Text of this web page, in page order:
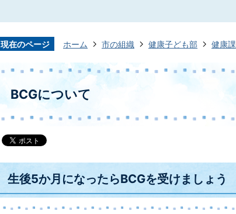
現在のページ ホーム 市の組織 健康子ども部 健康課
BCGについて
生後5か月になったらBCGを受けましょう